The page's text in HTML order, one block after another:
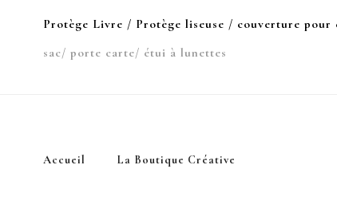
Protège Livre / Protège liseuse / couverture pour
sac/ porte carte/ étui à lunettes
Accueil La Boutique Créative